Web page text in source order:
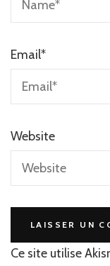
Email*
Website
Ce site utilise